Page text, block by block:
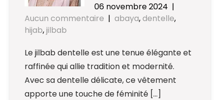
06 novembre 2024 |
Aucun commentaire | abaya,dentelle,
hijab,jilbab
Le jilbab dentelle est une tenue élégante et
raffinée qui allie tradition et modernité.
Avec sa dentelle délicate, ce vêtement
apporte une touche de féminité […]